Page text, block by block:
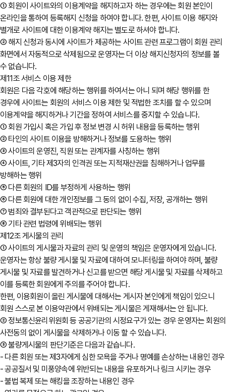
① 회원이 사이트와의 이용계약을 해지하고자 하는 경우에는 회원 본인이
온라인을 통하여 등록해지 신청을 하여야 합니다. 한편, 사이트 이용 해지와
별개로 사이트에 대한 이용계약 해지는 별도로 하셔야 합니다.
② 해지 신청과 동시에 사이트가 제공하는 사이트 관련 프로그램이 회원 관리
화면에서 자동적으로 삭제됨으로 운영자는 더 이상 해지신청자의 정보를 볼
수 없습니다.
제11조 서비스 이용 제한
회원은 다음 각호에 해당하는 행위를 하여서는 아니 되며 해당 행위를 한
경우에 사이트는 회원의 서비스 이용 제한 및 적법한 조치를 할 수 있으며
이용계약을 해지하거나 기간을 정하여 서비스를 중지할 수 있습니다.
① 회원 가입시 혹은 가입 후 정보 변경 시 허위 내용을 등록하는 행위
② 타인의 사이트 이용을 방해하거나 정보를 도용하는 행위
③ 사이트의 운영진, 직원 또는 관계자를 사칭하는 행위
④ 사이트, 기타 제3자의 인격권 또는 지적재산권을 침해하거나 업무를
방해하는 행위
⑤ 다른 회원의 ID를 부정하게 사용하는 행위
⑥ 다른 회원에 대한 개인정보를 그 동의 없이 수집, 저장, 공개하는 행위
⑦ 범죄와 결부된다고 객관적으로 판단되는 행위
⑧ 기타 관련 법령에 위배되는 행위
제12조 게시물의 관리
① 사이트의 게시물과 자료의 관리 및 운영의 책임은 운영자에게 있습니다.
운영자는 항상 불량 게시물 및 자료에 대하여 모니터링을 하여야 하며, 불량
게시물 및 자료를 발견하거나 신고를 받으면 해당 게시물 및 자료를 삭제하고
이를 등록한 회원에게 주의를 주어야 합니다.
한편, 이용회원이 올린 게시물에 대해서는 게시자 본인에게 책임이 있으니
회원 스스로 본 이용약관에서 위배되는 게시물은 게재해서는 안 됩니다.
② 정보통신윤리위원회 등 공공기관의 시정요구가 있는 경우 운영자는 회원의
사전동의 없이 게시물을 삭제하거나 이동 할 수 있습니다.
③ 불량게시물의 판단기준은 다음과 같습니다.
- 다른 회원 또는 제3자에게 심한 모욕을 주거나 명예를 손상하는 내용인 경우
- 공공질서 및 미풍양속에 위반되는 내용을 유포하거나 링크 시키는 경우
- 불법 복제 또는 해킹을 조장하는 내용인 경우